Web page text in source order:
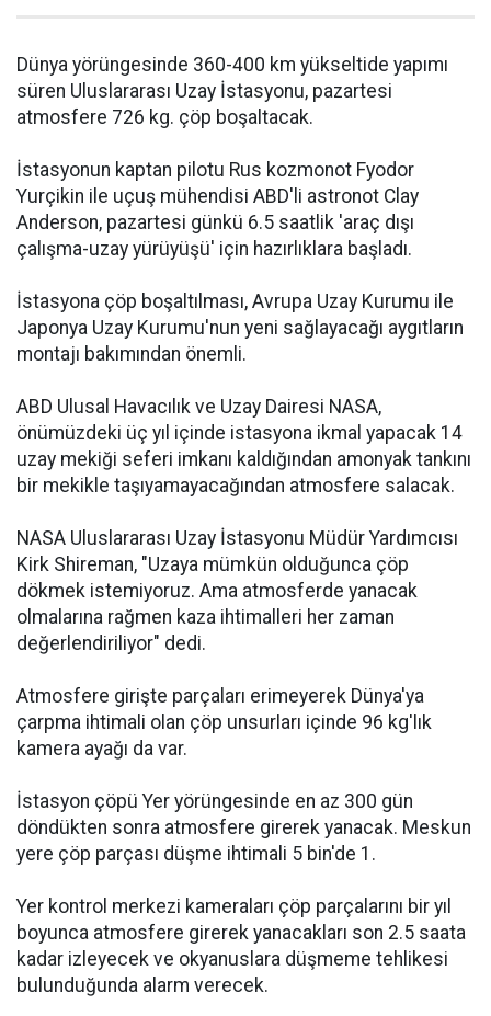
Dünya yörüngesinde 360-400 km yükseltide yapımı
süren Uluslararası Uzay İstasyonu, pazartesi
atmosfere 726 kg. çöp boşaltacak.
İstasyonun kaptan pilotu Rus kozmonot Fyodor
Yurçikin ile uçuş mühendisi ABD'li astronot Clay
Anderson, pazartesi günkü 6.5 saatlik 'araç dışı
çalışma-uzay yürüyüşü' için hazırlıklara başladı.
İstasyona çöp boşaltılması, Avrupa Uzay Kurumu ile
Japonya Uzay Kurumu'nun yeni sağlayacağı aygıtların
montajı bakımından önemli.
ABD Ulusal Havacılık ve Uzay Dairesi NASA,
önümüzdeki üç yıl içinde istasyona ikmal yapacak 14
uzay mekiği seferi imkanı kaldığından amonyak tankını
bir mekikle taşıyamayacağından atmosfere salacak.
NASA Uluslararası Uzay İstasyonu Müdür Yardımcısı
Kirk Shireman, "Uzaya mümkün olduğunca çöp
dökmek istemiyoruz. Ama atmosferde yanacak
olmalarına rağmen kaza ihtimalleri her zaman
değerlendiriliyor" dedi.
Atmosfere girişte parçaları erimeyerek Dünya'ya
çarpma ihtimali olan çöp unsurları içinde 96 kg'lık
kamera ayağı da var.
İstasyon çöpü Yer yörüngesinde en az 300 gün
döndükten sonra atmosfere girerek yanacak. Meskun
yere çöp parçası düşme ihtimali 5 bin'de 1.
Yer kontrol merkezi kameraları çöp parçalarını bir yıl
boyunca atmosfere girerek yanacakları son 2.5 saata
kadar izleyecek ve okyanuslara düşmeme tehlikesi
bulunduğunda alarm verecek.